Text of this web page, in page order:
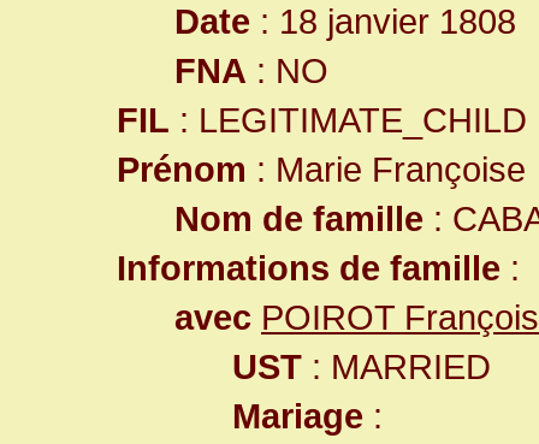
Date : 18 janvier 1808
FNA : NO
FIL : LEGITIMATE_CHILD
Prénom : Marie Françoise
Nom de famille :
Informations de famille :
avec POIROT François
UST : MARRIED
Mariage :